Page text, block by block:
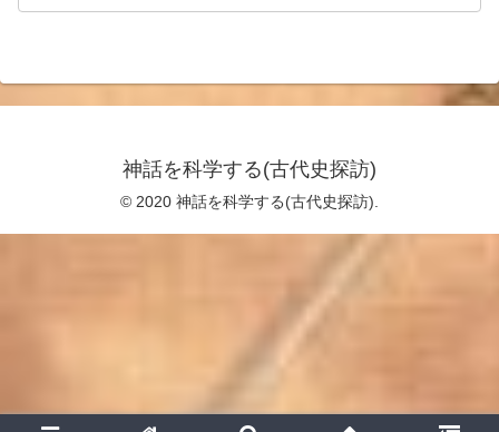
神話を科学する(古代史探訪)
© 2020 神話を科学する(古代史探訪).